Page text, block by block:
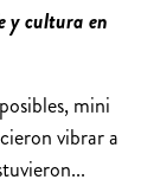
y cultura en
mini
vibrar a